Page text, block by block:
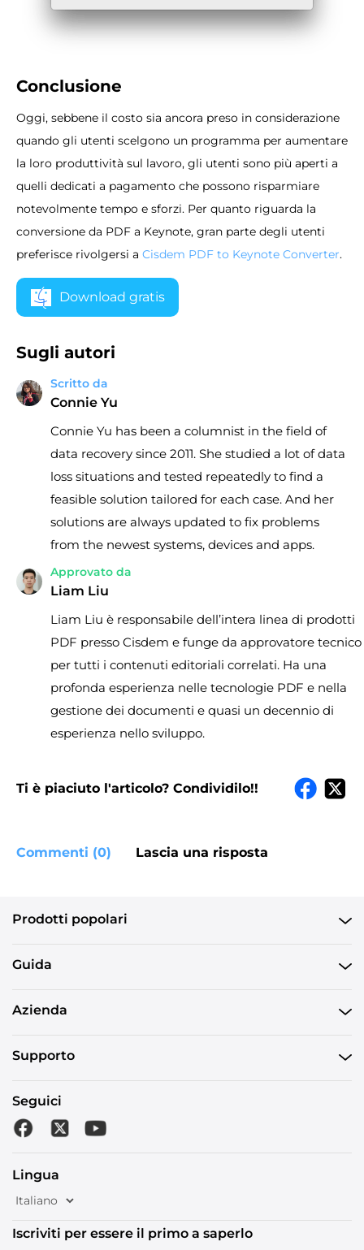
Conclusione
Oggi, sebbene il costo sia ancora preso in considerazione
quando gli utenti scelgono un programma per aumentare
la loro produttività sul lavoro, gli utenti sono più aperti a
quelli dedicati a pagamento che possono risparmiare
notevolmente tempo e sforzi. Per quanto riguarda la
conversione da PDF a Keynote, gran parte degli utenti
preferisce rivolgersi a Cisdem PDF to Keynote Converter.
Download gratis
Sugli autori
Scritto da
Connie Yu
Connie Yu has been a columnist in the field of
data recovery since 2011. She studied a lot of data
loss situations and tested repeatedly to find a
feasible solution tailored for each case. And her
solutions are always updated to fix problems
from the newest systems, devices and apps.
Approvato da
Liam Liu
Liam Liu è responsabile dell’intera linea di prodotti
PDF presso Cisdem e funge da approvatore tecnico
per tutti i contenuti editoriali correlati. Ha una
profonda esperienza nelle tecnologie PDF e nella
gestione dei documenti e quasi un decennio di
esperienza nello sviluppo.
Ti è piaciuto l'articolo? Condividilo!!
Commenti (0) Lascia una risposta
Prodotti popolari
Guida
Azienda
Supporto
Seguici
Lingua
Iscriviti per essere il primo a saperlo